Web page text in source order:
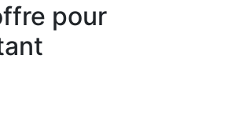
pour